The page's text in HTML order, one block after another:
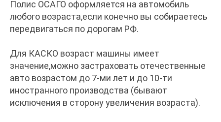
Полис ОСАГО оформляется на автомобиль
любого возраста,если конечно вы собираетесь
передвигаться по дорогам РФ.
Для КАСКО возраст машины имеет
значение,можно застраховать отечественные
авто возрастом до 7-ми лет и до 10-ти
иностранного производства (бывают
исключения в сторону увеличения возраста).